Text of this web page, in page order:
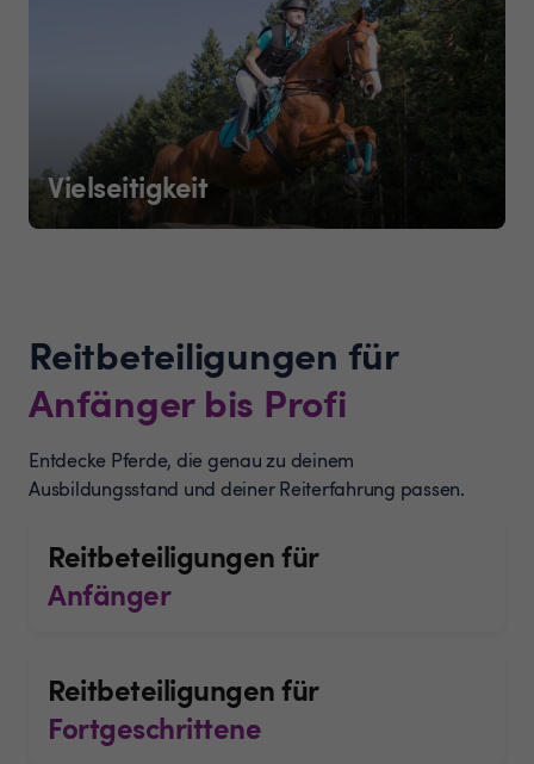
Vielseitigkeit
Reitbeteiligungen für
Anfänger bis Profi
Entdecke Pferde, die genau zu deinem
Ausbildungsstand und deiner Reiterfahrung passen.
Reitbeteiligungen für
Anfänger
Reitbeteiligungen für
Fortgeschrittene